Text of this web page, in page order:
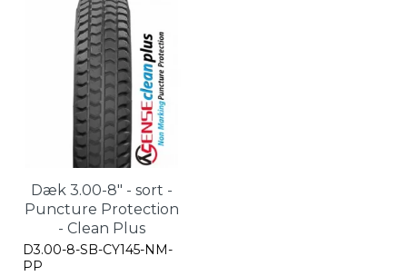
Dæk 3.00-8" - sort -
Puncture Protection
- Clean Plus
D3.00-8-SB-CY145-NM-
PP